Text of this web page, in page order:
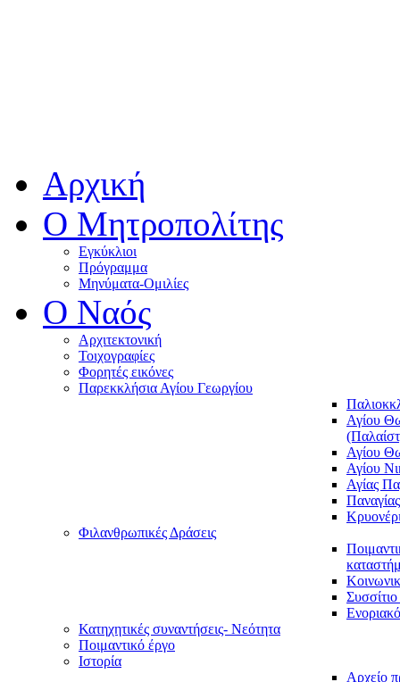
Αρχική
Ο Μητροπολίτης
Εγκύκλιοι
Πρόγραμμα
Μηνύματα-Ομιλίες
O Ναός
Αρχιτεκτονική
Τοιχογραφίες
Φορητές εικόνες
Παρεκκλήσια Αγίου Γεωργίου
Αγίου
Αγίου
Αγίου
Αγίας
Φιλανθρωπικές Δράσεις
Κατηχητικές συναντήσεις- Νεότητα
Ποιμαντικό έργο
Ιστορία
Αρχείο